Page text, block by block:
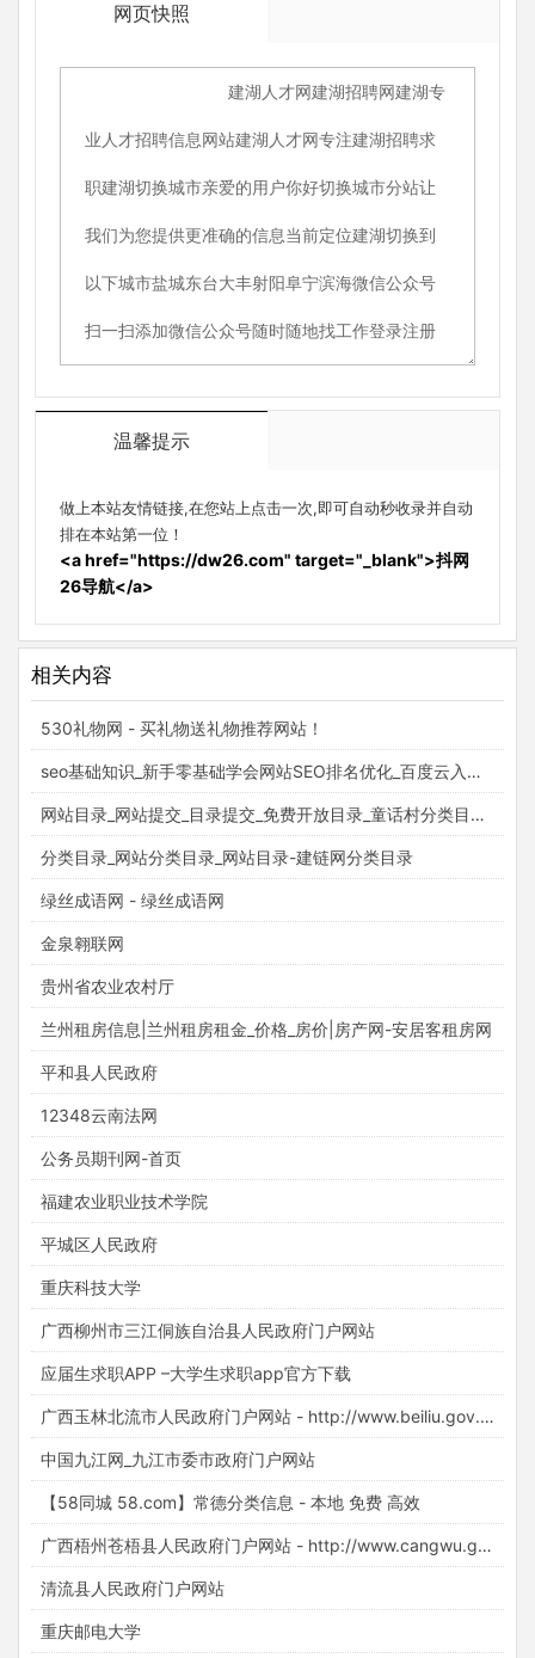
网页快照
温馨提示
做上本站友情链接,在您站上点击一次,即可自动秒收录并自动
排在本站第一位！
<a href="https://dw26.com" target="_blank">抖网
26导航</a>
相关内容
530礼物网 - 买礼物送礼物推荐网站！
seo基础知识_新手零基础学会网站SEO排名优化_百度云入门视频教程_梵吉seo
网站目录_网站提交_目录提交_免费开放目录_童话村分类目录官网
分类目录_网站分类目录_网站目录-建链网分类目录
绿丝成语网 - 绿丝成语网
金泉翱联网
贵州省农业农村厅
兰州租房信息|兰州租房租金_价格_房价|房产网-安居客租房网
平和县人民政府
12348云南法网
公务员期刊网-首页
福建农业职业技术学院
平城区人民政府
重庆科技大学
广西柳州市三江侗族自治县人民政府门户网站
应届生求职APP –大学生求职app官方下载
广西玉林北流市人民政府门户网站 - http://www.beiliu.gov.cn/
中国九江网_九江市委市政府门户网站
【58同城 58.com】常德分类信息 - 本地 免费 高效
广西梧州苍梧县人民政府门户网站 - http://www.cangwu.gov.cn/
清流县人民政府门户网站
重庆邮电大学